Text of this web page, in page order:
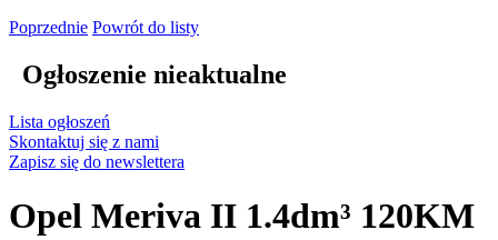
Poprzednie Powrót do listy
Ogłoszenie nieaktualne
Lista ogłoszeń
Skontaktuj się z nami
Zapisz się do newslettera
Opel Meriva II 1.4dm³ 120KM